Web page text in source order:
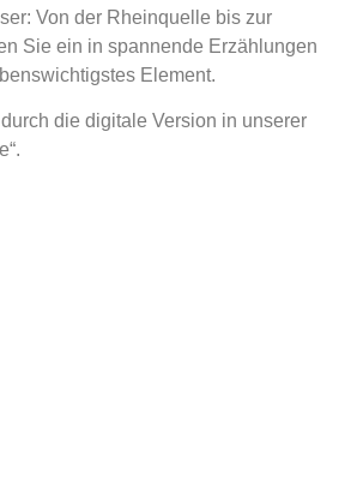
Von der Rheinquelle bis zur
Sie ein in spannende Erzählungen
Element.
die digitale Version in unserer